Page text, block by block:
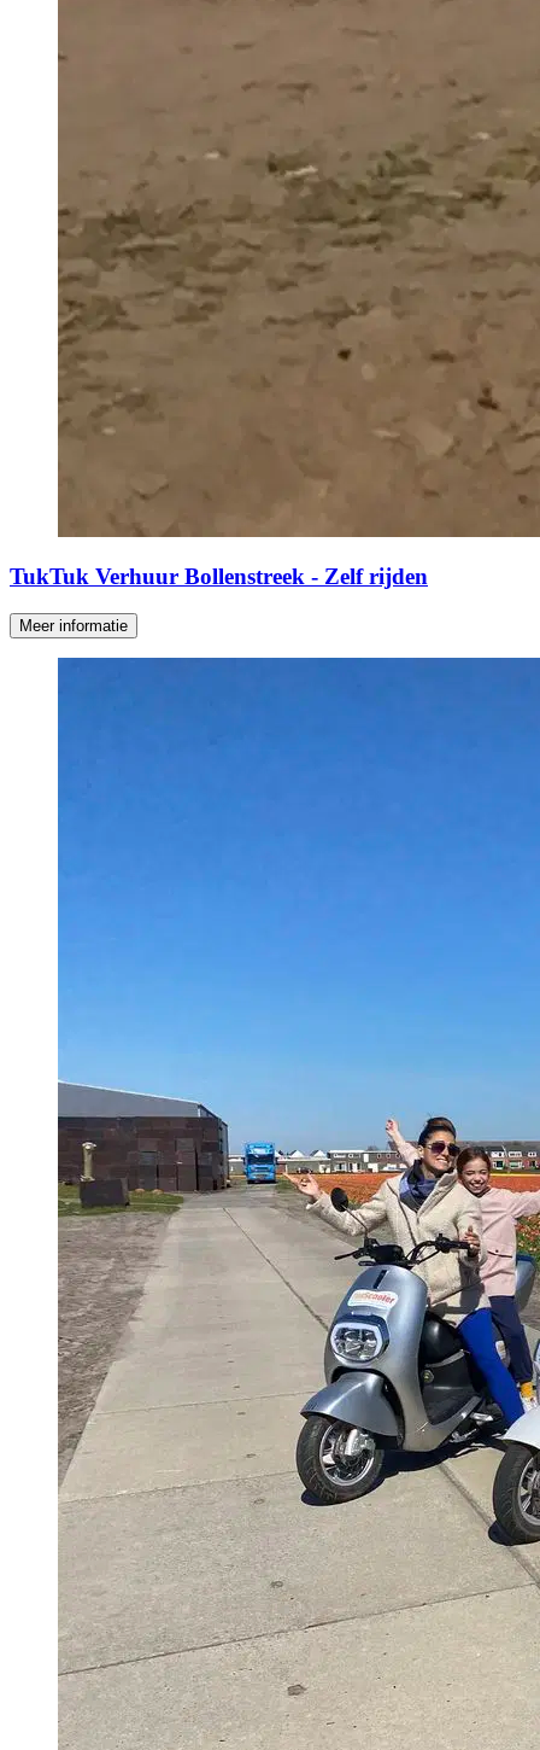
TukTuk Verhuur Bollenstreek - Zelf rijden
Meer informatie